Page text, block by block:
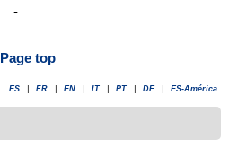
-
Page top
ES FR EN IT PT DE ES-América